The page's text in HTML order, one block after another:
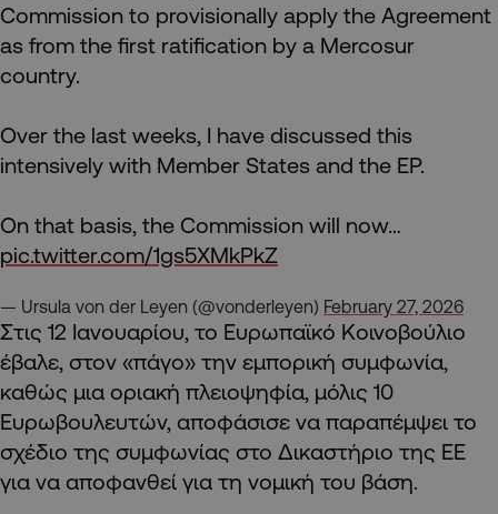
Commission to provisionally apply the Agreement
as from the first ratification by a Mercosur
country.
Over the last weeks, I have discussed this
intensively with Member States and the EP.
On that basis, the Commission will now…
pic.twitter.com/1gs5XMkPkZ
— Ursula von der Leyen (@vonderleyen) February 27, 2026
Στις 12 Ιανουαρίου, το Ευρωπαϊκό Κοινοβούλιο
έβαλε, στον «πάγο» την εμπορική συμφωνία,
καθώς μια οριακή πλειοψηφία, μόλις 10
Ευρωβουλευτών, αποφάσισε να παραπέμψει το
σχέδιο της συμφωνίας στο Δικαστήριο της ΕΕ
για να αποφανθεί για τη νομική του βάση.